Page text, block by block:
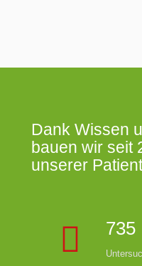
Dank Wissen
bauen wir seit
unserer
735